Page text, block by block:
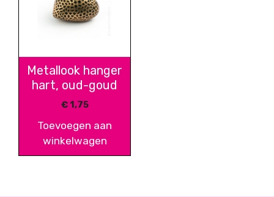
Metallook hanger
hart, oud-goud
€1,75
Toevoegen aan
winkelwagen